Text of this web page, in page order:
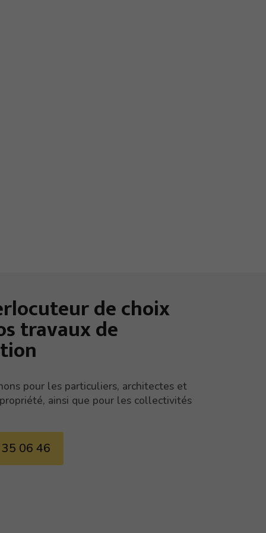
de choix
travaux de
pour les particuliers, architectes et
ainsi que pour les collectivités
06 46